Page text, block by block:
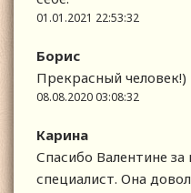
01.01.2021 22:53:32
Борис
Прекрасный человек!)
08.08.2020 03:08:32
Карина
Спасибо Валентине
специалист. Она